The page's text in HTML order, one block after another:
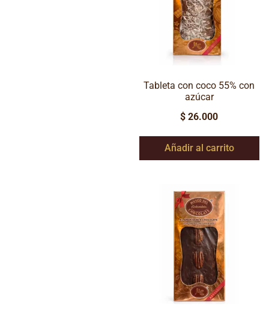
Tableta con coco 55% con
azúcar
$ 26.000
Añadir al carrito